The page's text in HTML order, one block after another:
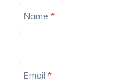
Name *
Email *